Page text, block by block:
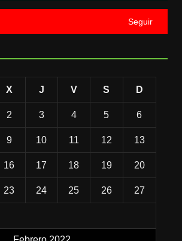
Seguir
X J V S D
2 3 4 5 6
9 10 11 12 13
16 17 18 19 20
23 24 25 26 27